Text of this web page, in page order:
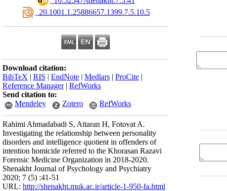
‎ 20.1001.1.25886657.1399.7.5.10.5
Download citation:
BibTeX | RIS | EndNote | Medlars | ProCite |
Reference Manager| RefWorks
Send citation to:
Mendeley
Zotero RefWorks
Rahimi Ahmadabadi S, Attaran H, Fotovat A.
Investigating the relationship between personality
disorders and intelligence quotient in offenders of
intention homicide referred to the Khorasan Razavi
Forensic Medicine Organization in 2018-2020.
Shenakht Journal of Psychology and Psychiatry
2020; 7 (5) :41-51
URL: http://shenakht.muk.ac.ir/article-1-950-fa.html